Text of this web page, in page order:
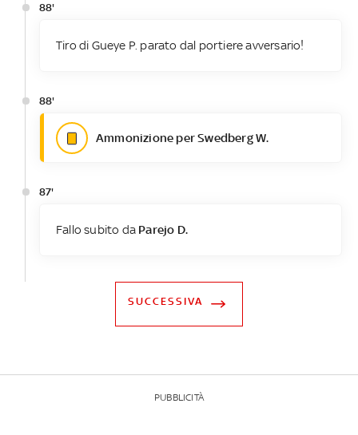
88'
Tiro di Gueye P. parato dal portiere avversario!
88'
Ammonizione per Swedberg W.
87'
Fallo subito da Parejo D.
SUCCESSIVA
PUBBLICITÀ